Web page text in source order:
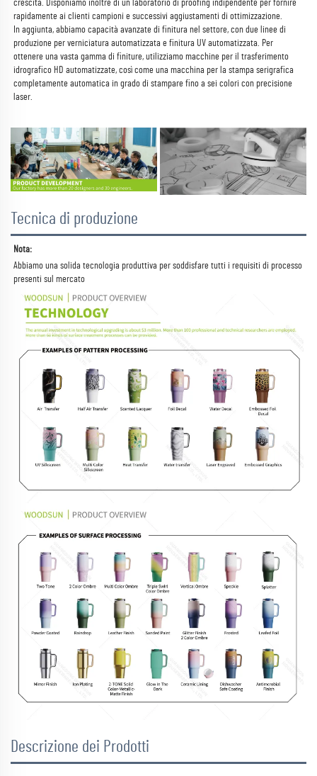
crescita.
Disponiamo inoltre di un laboratorio di proofing indipendente per fornire
rapidamente ai clienti campioni e successivi aggiustamenti di ottimizzazione.
In aggiunta, abbiamo capacità avanzate di finitura nel settore, con due linee di
produzione per verniciatura automatizzata e finitura UV automatizzata. Per
ottenere una vasta gamma di finiture, utilizziamo macchine per il trasferimento
idrografico HD automatizzate, così come una macchina per la stampa serigrafica
completamente automatica in grado di stampare fino a sei colori con precisione
laser.
Tecnica di produzione
Nota:
Abbiamo una solida tecnologia produttiva per soddisfare tutti i requisiti di processo
presenti sul mercato
Descrizione dei Prodotti